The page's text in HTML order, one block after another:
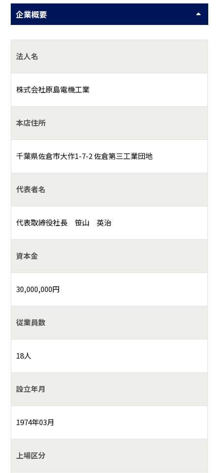
企業概要
法人名
株式会社原島電機工業
本店住所
千葉県佐倉市大作1-7-2 佐倉第三工業団地
代表者名
代表取締役社長 笹山 英治
資本金
30,000,000円
従業員数
18人
設立年月
1974年03月
上場区分